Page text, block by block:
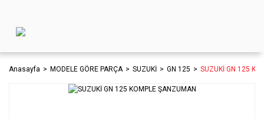
Anasayfa MODELE GÖRE PARÇA SUZUKİ GN 125 SUZUKİ GN 125